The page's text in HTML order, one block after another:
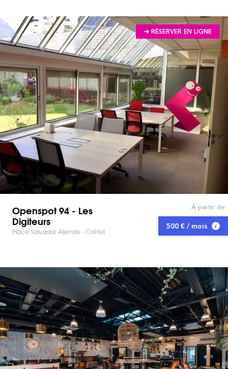
➔ RÉSERVER EN LIGNE
Openspot 94 - Les
Digiteurs
Place Salvador Allende - Créteil
À partir de
500 € / mois